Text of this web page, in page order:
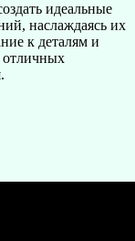
идеальные
наслаждаясь их
к деталям и
отличных